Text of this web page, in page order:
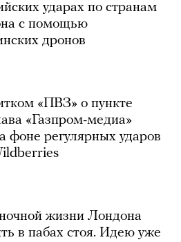
ударах по странам
с помощью
дронов
«ПВЗ» о пункте
«Газпром-медиа»
фоне регулярных ударов
жизни Лондона
в пабах стоя. Идею уже